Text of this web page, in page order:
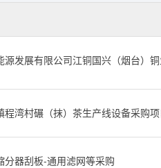
源发展有限公司江铜国兴（烟台）
程湾村碾（抹）茶生产线设备采购项
分器刮板-通用滤网等采购